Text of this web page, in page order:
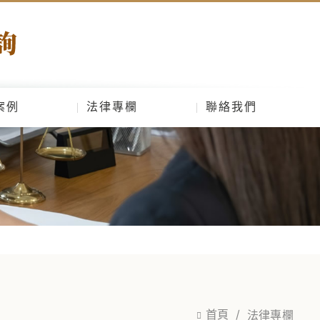
例 法律專欄 聯絡我們
首頁 法律專欄